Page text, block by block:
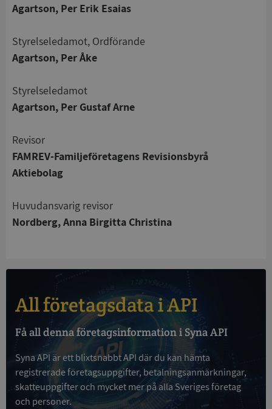
Agartson, Per Erik Esaias
Styrelseledamot, Ordförande
Agartson, Per Åke
Styrelseledamot
Agartson, Per Gustaf Arne
Revisor
FAMREV-Familjeföretagens Revisionsbyrå
Aktiebolag
Huvudansvarig revisor
Nordberg, Anna Birgitta Christina
All företagsdata i API
Få all denna företagsinformation i Syna API
Syna API är ett blixtsnabbt API där du kan hämta
registrerade företagsuppgifter, betalningsanmärkningar,
skatteuppgifter och mycket mer på alla Sveriges företag
och personer.
Strikt nödvändigt
Strikt nödvändiga kakor tillåter
kärnwebbplatsfunktioner som användarinloggning
Namn
Leverantör
Domän
VISITOR_PRIVACY_METADATA
YouTube
.youtube.com
Google
Privacy Policy